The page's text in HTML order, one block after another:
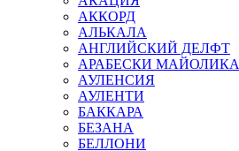
АККОРД
АЛЬКАЛА
АНГЛИЙСКИЙ ДЕЛФТ
АРАБЕСКИ МАЙОЛИКА
АУЛЕНСИЯ
АУЛЕНТИ
БАККАРА
БЕЗАНА
БЕЛЛОНИ